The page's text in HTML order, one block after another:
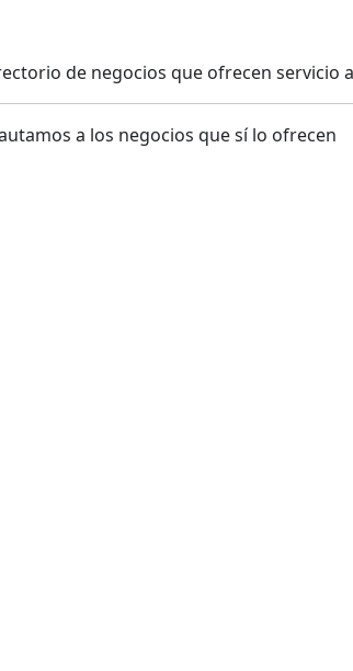
de negocios que ofrecen servicio
a los negocios que sí lo ofrecen